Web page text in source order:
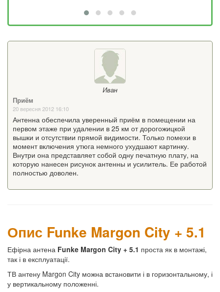
Иван
Приём
20 вересня 2012 16:10
Антенна обеспечила уверенный приём в помещении на
первом этаже при удалении в 25 км от дорогожицкой
вышки и отсутствии прямой видимости. Только помехи в
момент включения утюга немного ухудшают картинку.
Внутри она представляет собой одну печатную плату, на
которую нанесен рисунок антенны и усилитель. Ее работой
полностью доволен.
Опис Funke Margon City + 5.1
Ефірна антена Funke Margon City + 5.1 проста як в монтажі,
так і в експлуатації.
ТВ антену Margon City можна встановити і в горизонтальному, і
у вертикальному положенні.